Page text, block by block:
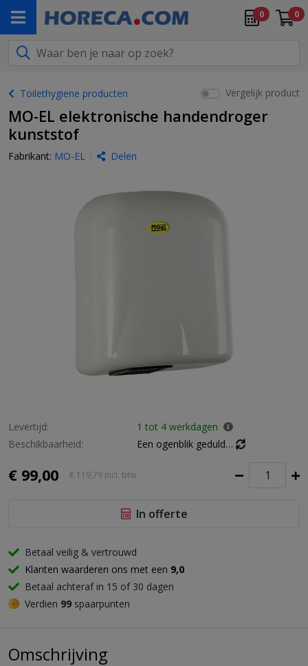
0 0
Toilethygiene producten Vergelijk product
MO-EL elektronische handendroger
kunststof
Fabrikant: MO-EL Delen
Levertijd:
1 tot 4 werkdagen
Beschikbaarheid:
Een ogenblik geduld…
€ 99,00 € 119,79 incl. btw
In offerte
Betaal veilig & vertrouwd
Klanten waarderen ons met een 9,0
Betaal achteraf in 15 of 30 dagen
Verdien 99 spaarpunten
Omschrijving